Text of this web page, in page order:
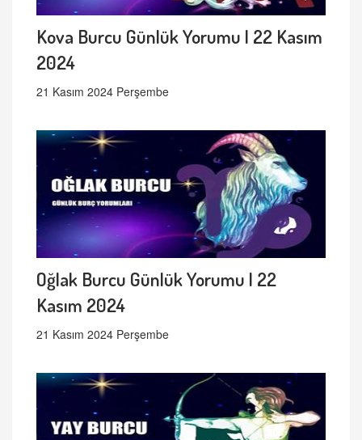
Kova Burcu Günlük Yorumu | 22 Kasım
2024
21 Kasım 2024 Perşembe
Oğlak Burcu Günlük Yorumu | 22
Kasım 2024
21 Kasım 2024 Perşembe